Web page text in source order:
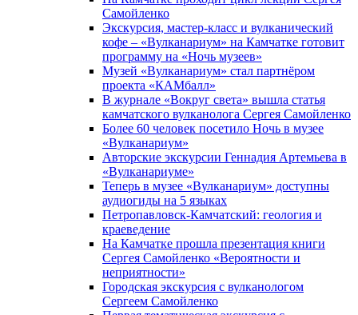
Самойленко
Экскурсия, мастер-класс и вулканический
кофе – «Вулканариум» на Камчатке готовит
программу на «Ночь музеев»
Музей «Вулканариум» стал партнёром
проекта «КАМбалл»
В журнале «Вокруг света» вышла статья
камчатского вулканолога Сергея Самойленко
Более 60 человек посетило Ночь в музее
«Вулканариум»
Авторские экскурсии Геннадия Артемьева в
«Вулканариуме»
Теперь в музее «Вулканариум» доступны
аудиогиды на 5 языках
Петропавловск-Камчатский: геология и
краеведение
На Камчатке прошла презентация книги
Сергея Самойленко «Вероятности и
неприятности»
Городская экскурсия с вулканологом
Сергеем Самойленко